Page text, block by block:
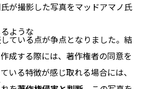
が撮影した写真をマッドアマノ氏
ような
ている点が争点となりました。結
成する際には、著作権者の同意を
いる特徴が感じ取れる場合には、